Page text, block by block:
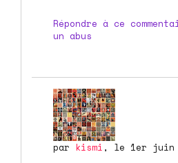
Répondre à ce
un abus
par kismi , le 1er juin